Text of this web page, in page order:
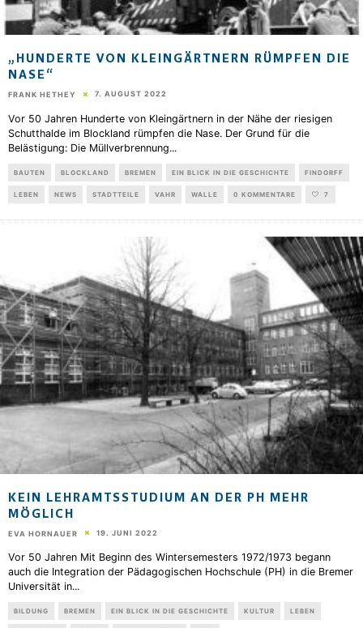
„HUNDERTE VON KLEINGÄRTNERN RÜMPFEN DIE
NASE“
FRANK HETHEY 7. AUGUST 2022
Vor 50 Jahren Hunderte von Kleingärtnern in der Nähe der riesigen
Schutthalde im Blockland rümpfen die Nase. Der Grund für die
Belästigung: Die Müllverbrennung...
BAUTEN BLOCKLAND BREMEN EIN BLICK IN DIE GESCHICHTE FINDORFF
LEBEN NEWS STADTTEILE VAHR WALLE 0 KOMMENTARE 7
KEIN LEHRAMTSSTUDIUM AN DER PH MEHR
MÖGLICH
EVA HORNAUER 19. JUNI 2022
Vor 50 Jahren Mit Beginn des Wintersemesters 1972/1973 begann
auch die Integration der Pädagogischen Hochschule (PH) in die Bremer
Universität in...
BILDUNG BREMEN EIN BLICK IN DIE GESCHICHTE KULTUR LEBEN